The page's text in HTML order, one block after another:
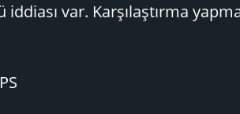
iddiası var. Karşılaştırma